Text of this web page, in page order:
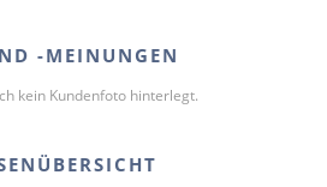
-MEINUNGEN
kein Kundenfoto hinterlegt.